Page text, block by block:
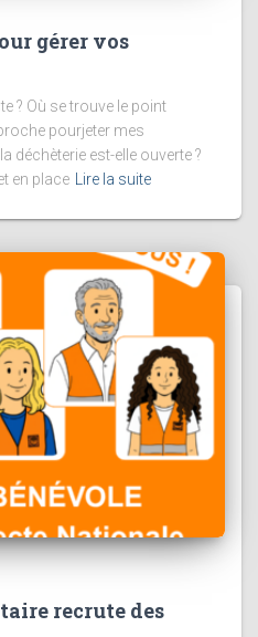
gérer vos
? Où se trouve le point
pourjeter mes
déchèterie est-elle ouverte ?
en place Lire la suite
recrute des